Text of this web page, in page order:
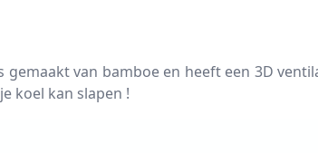
gemaakt van bamboe en heeft een 3D
koel kan slapen !